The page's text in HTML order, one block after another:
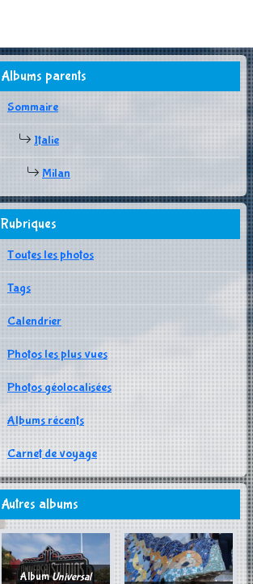
Albums parents
Sommaire
Italie
Milan
Rubriques
Toutes les photos
Tags
Calendrier
Photos les plus vues
Photos géolocalisées
Albums récents
Carnet de voyage
Autres albums
AlbumUniversal